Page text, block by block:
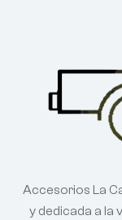
Accesorios La
y dedicada a la